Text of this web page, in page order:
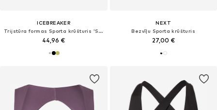
ICEBREAKER
Trijstūra formas Sporta krūšturis 'Siren'
44,96 €
NEXT
Bezvīļu Sporta krūšturis
27,00 €